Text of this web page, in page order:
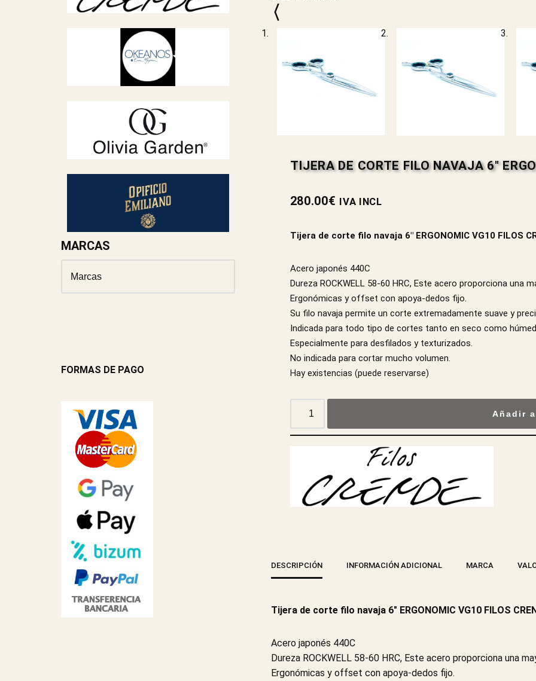
MARCAS
FORMAS DE PAGO
TIJERA DE CORTE FILO NAVAJA 6″
280.00€ IVA INCL
Tijera de corte filo navaja 6″ ERGONOMIC VG10 FILOS
Acero japonés 440C
Dureza ROCKWELL 58-60 HRC, Este acero proporciona una
Ergonómicas y offset con apoya-dedos fijo.
Su filo navaja permite un corte extremadamente suave y
Indicada para todo tipo de cortes tanto en seco como
Especialmente para desfilados y texturizados.
No indicada para cortar mucho volumen.
Hay existencias (puede reservarse)
Añadir
DESCRIPCIÓN INFORMACIÓN ADICIONAL MARCA
Tijera de corte filo navaja 6″ ERGONOMIC VG10 FILOS
Acero japonés 440C
Dureza ROCKWELL 58-60 HRC, Este acero proporciona una
Ergonómicas y offset con apoya-dedos fijo.